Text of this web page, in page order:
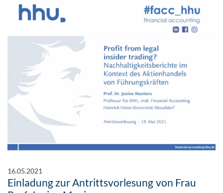
16.05.2021
Einladung zur Antrittsvorlesung von Frau